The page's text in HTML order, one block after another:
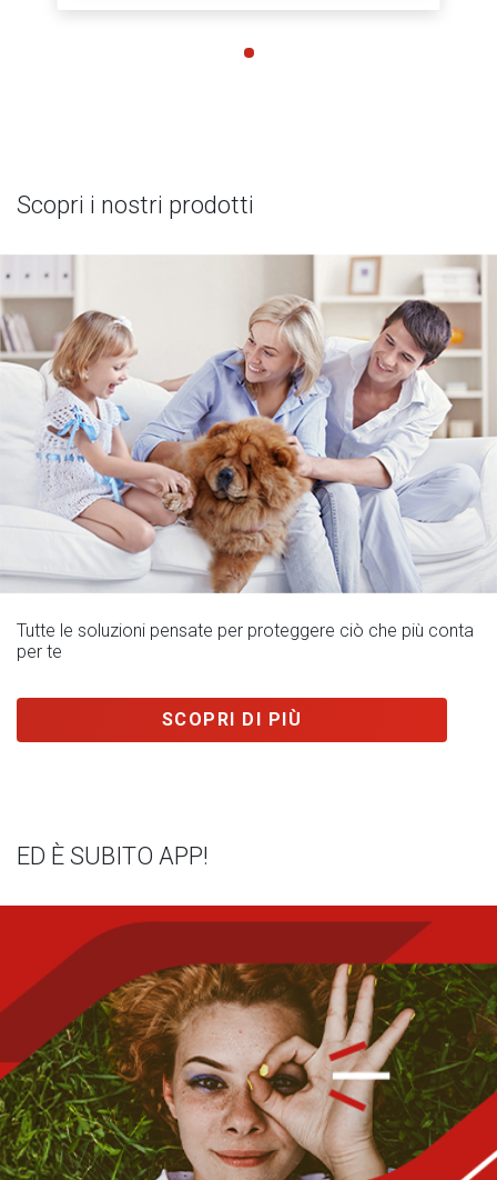
Scopri i nostri prodotti
Tutte le soluzioni pensate per proteggere ciò che più conta
per te
SCOPRI DI PIÙ
ED È SUBITO APP!